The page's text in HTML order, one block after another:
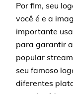
Por fim, seu
você é e a
importante
para garantir a
popular
seu famoso
diferentes